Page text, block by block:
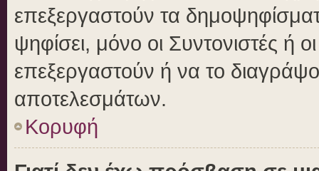
επεξεργαστούν τα
ψηφίσει, μόνο οι Συντονιστές ή
επεξεργαστούν ή να το
αποτελεσμάτων.
Κορυφή